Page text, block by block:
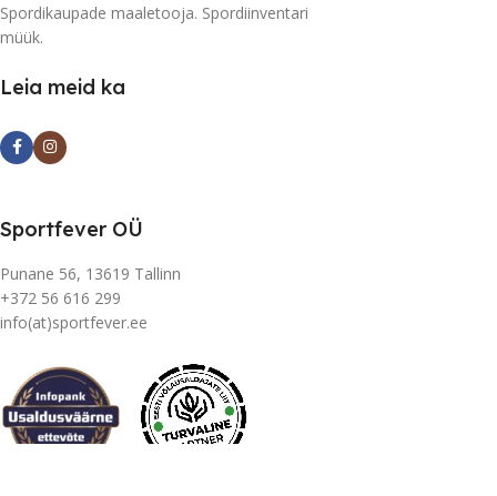
Spordikaupade maaletooja. Spordiinventari
müük.
Leia meid ka
Sportfever OÜ
Punane 56, 13619 Tallinn
+372 56 616 299
info(at)sportfever.ee